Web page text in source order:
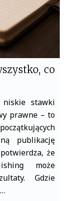
co
niskie stawki
prawne – to
publikację
że
może
Gdzie